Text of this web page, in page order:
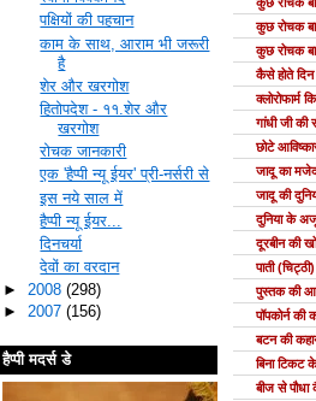
पक्षियों की पहचान
काम के साथ, आराम भी जरूरी
है
शेर और खरगोश
हितोपदेश - ११.शेर और
खरगोश
रोचक जानकारी
एक 'हैप्पी न्यू ईयर' प्री-नर्सरी से
इस नये साल में
हैप्पी न्यू ईयर...
दिनचर्या
देवों का वरदान
► 2008 (298)
► 2007 (156)
हैप्पी मदर्स डे
कुछ रोचक
कुछ रोचक
कैसे होते
क्लोरोफार्म
गांधी जी की
छोटे
जादू का
जादू की
दुनिया के
दूरबीन की
पाती
पुस्तक की
पॉपकोर्न की
बटन की
बिना टिकट
बीज से पौधा